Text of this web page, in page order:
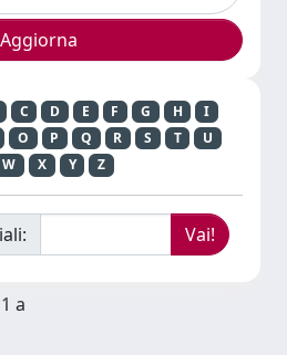
C D E F G H
I
O P Q R S T
U
W X Y Z
a